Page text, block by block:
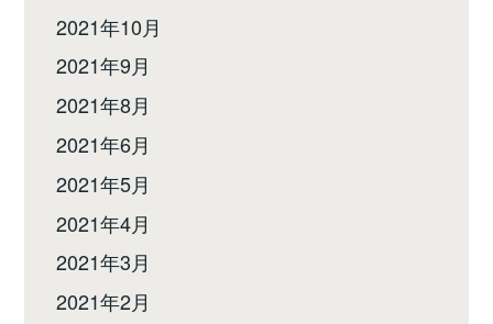
2021年10月
2021年9月
2021年8月
2021年6月
2021年5月
2021年4月
2021年3月
2021年2月